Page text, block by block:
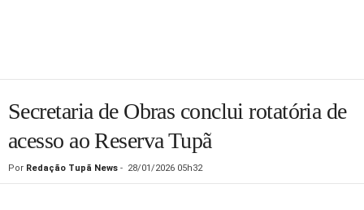
Secretaria de Obras conclui rotatória de
acesso ao Reserva Tupã
Por Redação Tupã News - 28/01/2026 05h32